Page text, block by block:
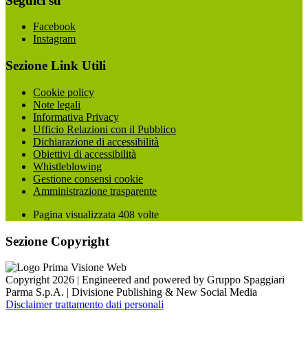
Facebook
Instagram
Sezione Link Utili
Cookie policy
Note legali
Informativa Privacy
Ufficio Relazioni con il Pubblico
Dichiarazione di accessibilità
Obiettivi di accessibilità
Whistleblowing
Gestione consensi cookie
Amministrazione trasparente
Pagina visualizzata 408 volte
Sezione Copyright
Copyright 2026 | Engineered and powered by Gruppo Spaggiari
Parma S.p.A. | Divisione Publishing & New Social Media
Disclaimer trattamento dati personali